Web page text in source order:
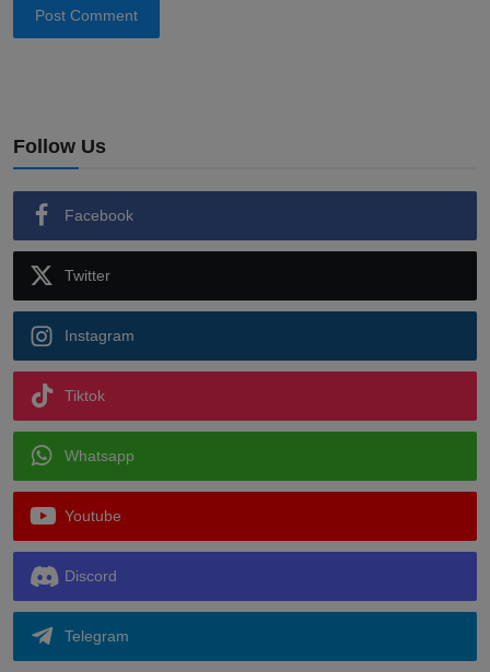
Post Comment
Follow Us
Facebook
Twitter
Instagram
Tiktok
Whatsapp
Youtube
Discord
Telegram